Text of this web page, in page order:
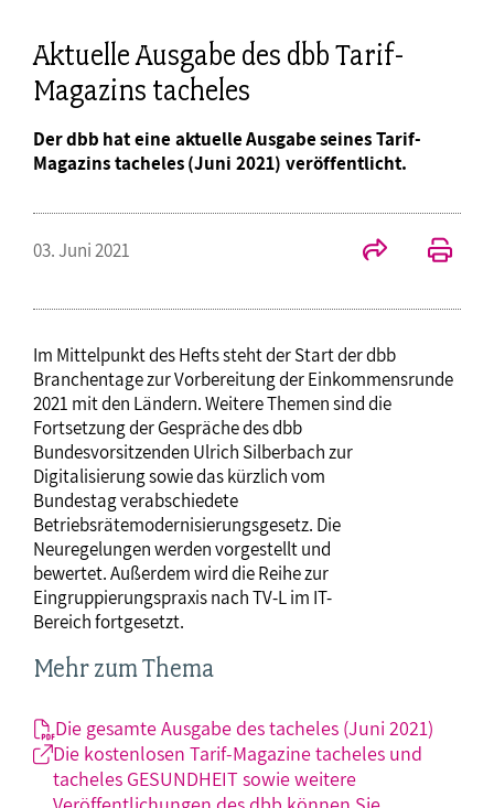
Aktuelle Ausgabe des dbb Tarif-
Magazins tacheles
Der dbb hat eine aktuelle Ausgabe seines Tarif-
Magazins tacheles (Juni 2021) veröffentlicht.
03. Juni 2021
Im Mittelpunkt des Hefts steht der Start der dbb
Branchentage zur Vorbereitung der Einkommensrunde
2021 mit den Ländern. Weitere Themen sind die
Fortsetzung der Gespräche des dbb
Bundesvorsitzenden Ulrich Silberbach zur
Digitalisierung sowie das kürzlich vom
Bundestag verabschiedete
Betriebsrätemodernisierungsgesetz. Die
Neuregelungen werden vorgestellt und
bewertet. Außerdem wird die Reihe zur
Eingruppierungspraxis nach TV-L im IT-
Bereich fortgesetzt.
Mehr zum Thema
Die gesamte Ausgabe des tacheles (Juni 2021)
Die kostenlosen Tarif-Magazine tacheles und
tacheles GESUNDHEIT sowie weitere